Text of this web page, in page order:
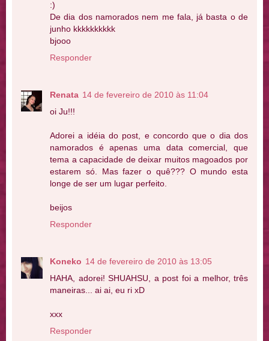
:)
De dia dos namorados nem me fala, já basta o de
junho kkkkkkkkkk
bjooo
Responder
Renata 14 de fevereiro de 2010 às 11:04
oi Ju!!!
Adorei a idéia do post, e concordo que o dia dos
namorados é apenas uma data comercial, que
tema a capacidade de deixar muitos magoados por
estarem só. Mas fazer o quê??? O mundo esta
longe de ser um lugar perfeito.
beijos
Responder
Koneko 14 de fevereiro de 2010 às 13:05
HAHA, adorei! SHUAHSU, a post foi a melhor, três
maneiras... ai ai, eu ri xD
xxx
Responder